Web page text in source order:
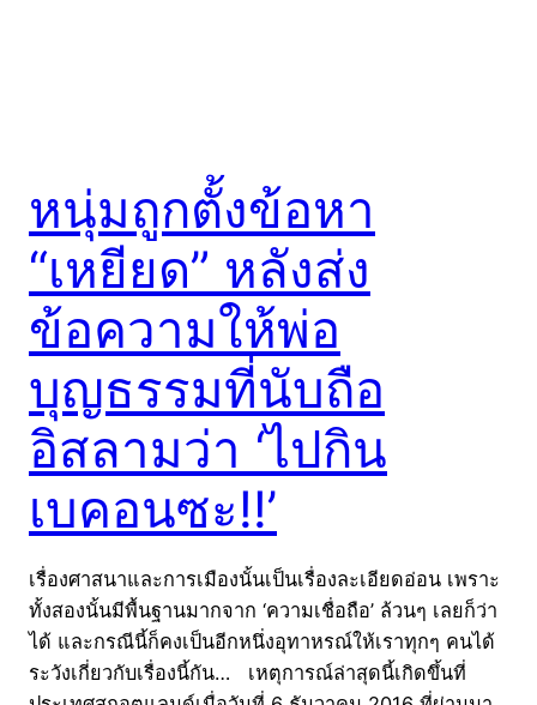
หนุ่มถูกตั้งข้อหา
“เหยียด” หลังส่ง
ข้อความให้พ่อ
บุญธรรมที่นับถือ
อิสลามว่า ‘ไปกิน
เบคอนซะ!!’
เรื่องศาสนาและการเมืองนั้นเป็นเรื่องละเอียดอ่อน เพราะ
ทั้งสองนั้นมีพื้นฐานมากจาก ‘ความเชื่อถือ’ ล้วนๆ เลยก็ว่า
ได้ และกรณีนี้ก็คงเป็นอีกหนึ่งอุทาหรณ์ให้เราทุกๆ คนได้
ระวังเกี่ยวกับเรื่องนี้กัน… เหตุการณ์ล่าสุดนี้เกิดขึ้นที่